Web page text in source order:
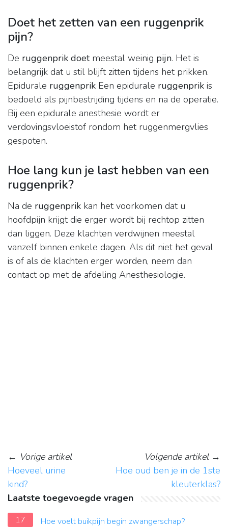
Doet het zetten van een ruggenprik
pijn?
De ruggenprik doetmeestal weinig pijn. Het is
belangrijk dat u stil blijft zitten tijdens het prikken.
Epidurale ruggenprik Een epidurale ruggenprik is
bedoeld als pijnbestrijding tijdens en na de operatie.
Bij een epidurale anesthesie wordt er
verdovingsvloeistof rondom het ruggenmergvlies
gespoten.
Hoe lang kun je last hebben van een
ruggenprik?
Na de ruggenprik kan het voorkomen dat u
hoofdpijn krijgt die erger wordt bij rechtop zitten
dan liggen. Deze klachten verdwijnen meestal
vanzelf binnen enkele dagen. Als dit niet het geval
is of als de klachten erger worden, neem dan
contact op met de afdeling Anesthesiologie.
← Vorige artikel
Hoeveel urine
kind?
Volgende artikel→
Hoe oud ben je in de 1ste
kleuterklas?
Laatste toegevoegde vragen
17
Hoe voelt buikpijn begin zwangerschap?